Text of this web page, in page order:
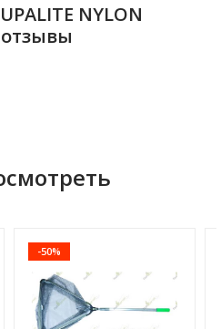
NYLON
отзывы
-50%